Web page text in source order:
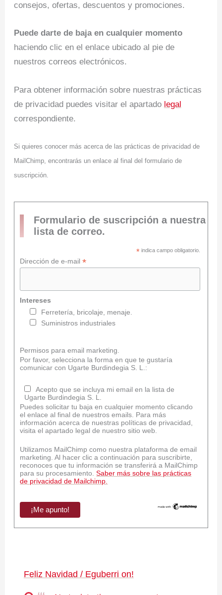
consejos, ofertas, descuentos y promociones.
Puede darte de baja en cualquier momento
haciendo clic en el enlace ubicado al pie de
nuestros correos electrónicos.
Para obtener información sobre nuestras prácticas
de privacidad puedes visitar el apartado legal
correspondiente.
Si quieres conocer más acerca de las prácticas de privacidad de
MailChimp, encontrarás un enlace al final del formulario de
suscripción.
Formulario de suscripción a nuestra
lista de correo.
* indica campo obligatorio.
Dirección de e-mail*
Intereses
Ferretería, bricolaje, menaje.
Suministros industriales
Permisos para email marketing.
Por favor, selecciona la forma en que te gustaría
comunicar con Ugarte Burdindegia S. L.:
Acepto que se incluya mi email en la lista de
Ugarte Burdindegia S. L.
Puedes solicitar tu baja en cualquier momento clicando
el enlace al final de nuestros emails. Para más
información acerca de nuestras políticas de privacidad,
visita el apartado legal de nuestro sitio web.
Utilizamos MailChimp como nuestra plataforma de email
marketing. Al hacer clic a continuación para suscribirte,
reconoces que tu información se transferirá a MailChimp
para su procesamiento.Saber más sobre las prácticas
de privacidad de Mailchimp.
Feliz Navidad / Eguberri on!